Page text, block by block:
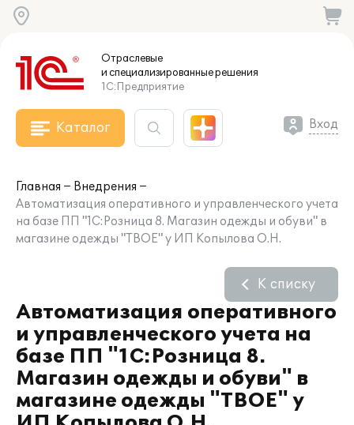
Отраслевые
и специализированныерешения
1С:Предприятие
Каталог Вход
Главная
Внедрения
Автоматизация оперативного и управленческого учета
на базе ПП "1C:Розница 8. Магазин одежды и обуви" в
магазине одежды "ТВОЕ" у ИП Копылова О.Н.
Автоматизация оперативного
и управленческого учета на
базе ПП "1C:Розница 8.
Магазин одежды и обуви" в
магазине одежды "ТВОЕ" у
К списку